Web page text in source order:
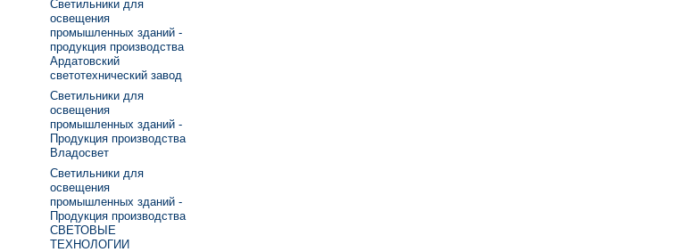
Светильники для
освещения
промышленных зданий -
продукция производства
Ардатовский
светотехнический завод
Светильники для
освещения
промышленных зданий -
Продукция производства
Владосвет
Светильники для
освещения
промышленных зданий -
Продукция производства
СВЕТОВЫЕ
ТЕХНОЛОГИИ